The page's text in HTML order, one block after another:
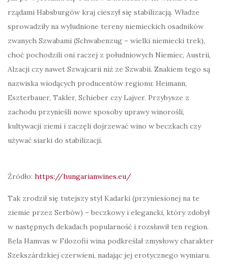
rządami Habsburgów kraj cieszył się stabilizacją. Władze
sprowadziły na wyludnione tereny niemieckich osadników
zwanych Szwabami (Schwabenzug – wielki niemiecki trek),
choć pochodzili oni raczej z południowych Niemiec, Austrii,
Alzacji czy nawet Szwajcarii niż ze Szwabii. Znakiem tego są
nazwiska wiodących producentów regionu: Heimann,
Eszterbauer, Takler, Schieber czy Lajver. Przybysze z
zachodu przynieśli nowe sposoby uprawy winorośli,
kultywacji ziemi i zaczęli dojrzewać wino w beczkach czy
używać siarki do stabilizacji.
Źródło: https://hungarianwines.eu/
Tak zrodził się tutejszy styl Kadarki (przyniesionej na te
ziemie przez Serbów) – beczkowy i elegancki, który zdobył
w następnych dekadach popularność i rozsławił ten region.
Bela Hamvas w Filozofii wina podkreślał zmysłowy charakter
Szekszárdzkiej czerwieni, nadając jej erotycznego wymiaru.